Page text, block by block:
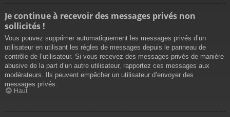
Je continue à recevoir des messages privés non
sollicités !
Vous pouvez supprimer automatiquement les messages privés d’un
utilisateur en utilisant les règles de messages depuis le panneau de
contrôle de l’utilisateur. Si vous recevez des messages privés de manière
abusive de la part d’un autre utilisateur, rapportez ces messages aux
modérateurs. Ils peuvent empêcher un utilisateur d’envoyer des
messages privés.
Haut